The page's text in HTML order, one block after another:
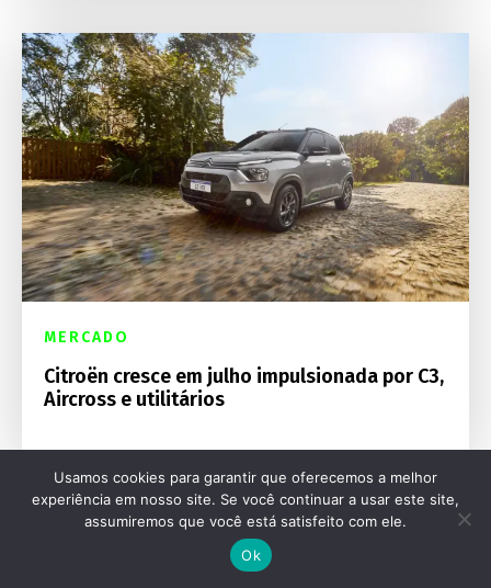
MERCADO
Citroën cresce em julho impulsionada por C3,
Aircross e utilitários
Usamos cookies para garantir que oferecemos a melhor
experiência em nosso site. Se você continuar a usar este site,
assumiremos que você está satisfeito com ele.
Ok